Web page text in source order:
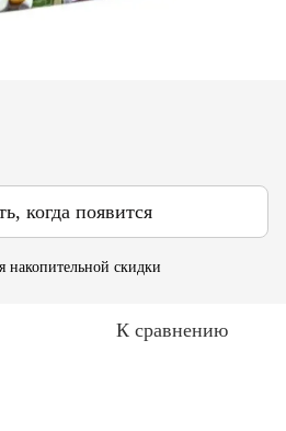
когда появится
накопительной скидки
К сравнению